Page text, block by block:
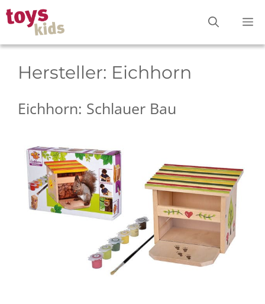
Zum
Inhalt
springen
Hersteller: Eichhorn
Eichhorn: Schlauer Bau